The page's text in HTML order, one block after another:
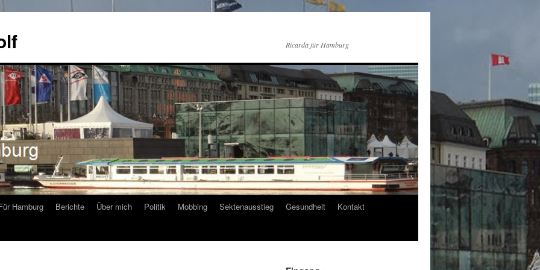
Ricarda für Hamburg
Hamburg Berichte Über mich Politik Mobbing Sektenausstieg Gesundheit
Kontakt